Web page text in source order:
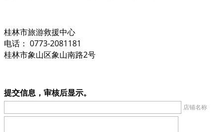
桂林市旅游救援中心
电话： 0773-2081181
桂林市象山区象山南路2号
提交信息，审核后显示。
店铺名称